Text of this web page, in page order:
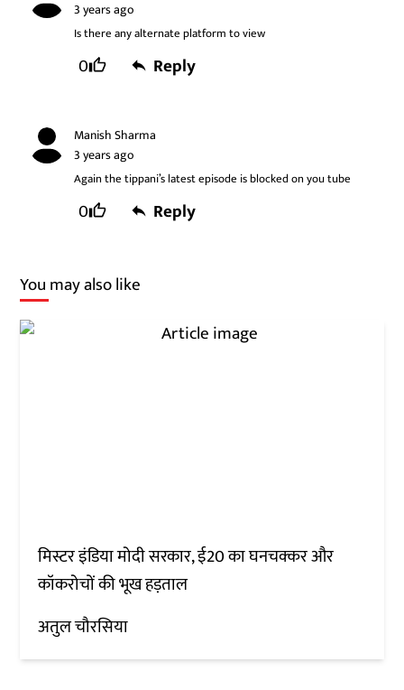
3 years ago
Is there any alternate platform to view
0 Reply
Manish Sharma
3 years ago
Again the tippani’s latest episode is blocked on you tube
0 Reply
You may also like
मिस्टर इंडिया मोदी सरकार, ई20 का घनचक्कर और
कॉकरोचों की भूख हड़ताल
अतुल चौरसिया